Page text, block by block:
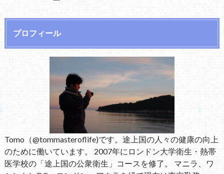
プロフィール
Tomo（@tommasteroflife)です。途上国の人々の健康の向上
のために働いています。 2007年にロンドン大学衛生・熱帯
医学校の「途上国の公衆衛生」コースを修了。 マニラ、ワ